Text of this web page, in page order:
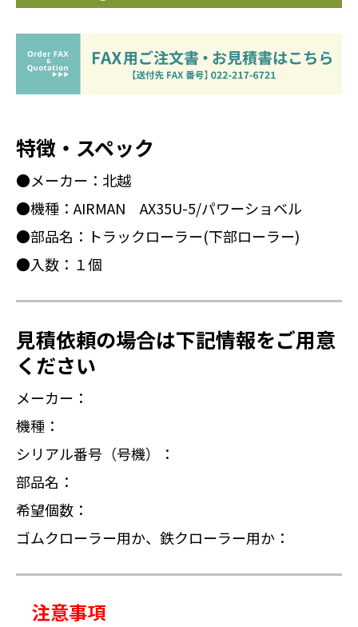
特徴・スペック
●メーカー：北越
●機種：AIRMAN AX35U-5/パワーショベル
●部品名：トラックローラー(下部ローラー)
●入数：１個
見積依頼の場合は下記情報をご用意
ください
メーカー：
機種：
シリアル番号（号機）：
部品名：
希望個数：
ゴムクローラー用か、鉄クローラー用か：
注意事項